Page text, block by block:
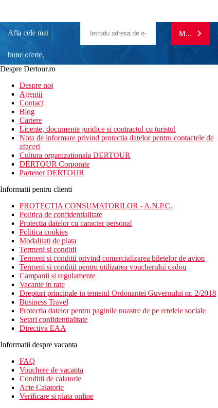
Afla cele mai
bune oferte.
newsletter!
MA
Despre Dertour.ro
Despre noi
Agentii
Contact
Blog
Cariere
Licente, documente juridice si contractul cu turistul
Nota de informare privind protectia datelor pentru contactele de
afaceri
Cultura organizationala DERTOUR
DERTOUR Corporate
Partener DERTOUR
Informatii pentru clienti
PROTECTIA CONSUMATORILOR - A.N.P.C.
Politica de confidentialitate
Protectia datelor cu caracter personal
Politica cookies
Modalitati de plata
Termeni si conditii
Termeni si conditii privind comercializarea biletelor de avion
Termeni si conditii pentru utilizarea voucherului cadou
Campanii si regulamente
Vacante in rate
Drepturi principale in temeiul Ordonantei Guvernului nr. 2/2018
Business Travel
Protectia datelor pentru paginile noastre de pe retelele sociale
Setari confidentialitate
Directiva EAA
Informatii despre vacanta
FAQ
Vouchere de vacanta
Conditii de calatorie
Acte Calatorie
Verificare si plata online